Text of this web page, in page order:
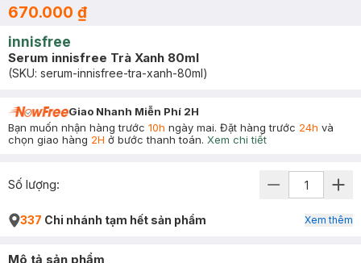
670.000 ₫
innisfree
Serum innisfree Trà Xanh 80ml
(SKU: serum-innisfree-tra-xanh-80ml)
Giao Nhanh Miễn Phí 2H
Bạn muốn nhận hàng trước 10h ngày mai. Đặt hàng trước 24h và
chọn giao hàng 2H ở bước thanh toán. Xem chi tiết
Số lượng:
337 Chi nhánh tạm hết sản phẩm Xem thêm
Mô tả sản phẩm